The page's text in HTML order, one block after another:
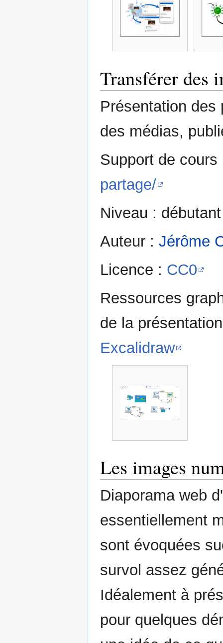
Transférer des
Présentation des
des médias,
Support de
partage/
Niveau : débutant
Auteur : Jérôme
Licence : CC0
Ressources
de la
Excalidraw
Les images
Diaporama web
essentiellement
sont évoquées
survol assez
Idéalement à
pour quelques